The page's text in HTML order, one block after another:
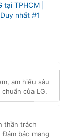
tại TPHCM |
nhất #1
am hiểu sâu
của LG.
thần trách
bảo mang